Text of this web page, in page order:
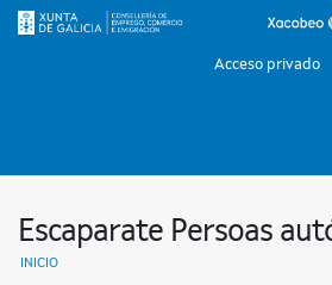
Acceso privado
Escaparate Persoas
INICIO